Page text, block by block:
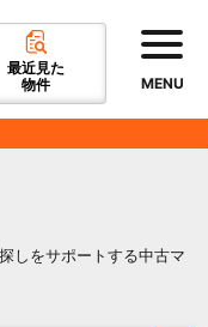
最近見た
物件
MENU
しをサポートする中古マ